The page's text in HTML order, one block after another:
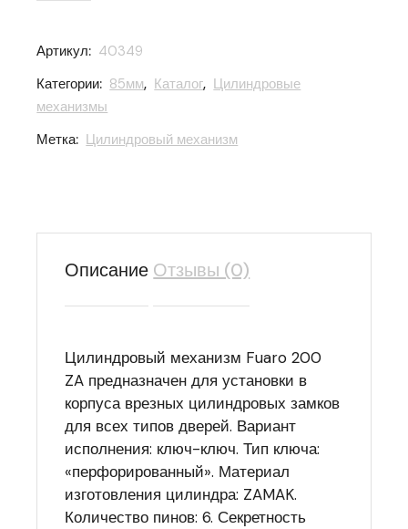
Артикул: 40349
Категории: 85мм, Каталог, Цилиндровые
механизмы
Метка: Цилиндровый механизм
Описание Отзывы (0)
Цилиндровый механизм Fuaro 200
ZA предназначен для установки в
корпуса врезных цилиндровых замков
для всех типов дверей. Вариант
исполнения: ключ-ключ. Тип ключа:
«перфорированный». Материал
изготовления цилиндра: ZAMAK.
Количество пинов: 6. Секретность